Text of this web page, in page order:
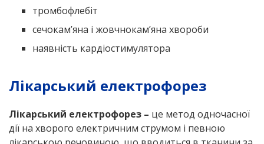
тромбофлебіт
сечокам’яна і жовчнокам’яна хвороби
наявність кардіостимулятора
Лікарський електрофорез
Лікарський електрофорез – це метод одночасної
дії на хворого електричним струмом і певною